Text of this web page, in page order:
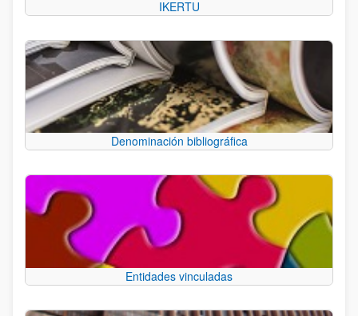
IKERTU
Denominación bibliográfica
Entidades vinculadas